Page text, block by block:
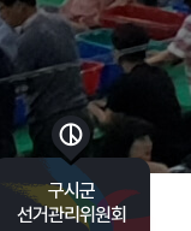
구시군
선거관리위원회
바로가기 목록 열기